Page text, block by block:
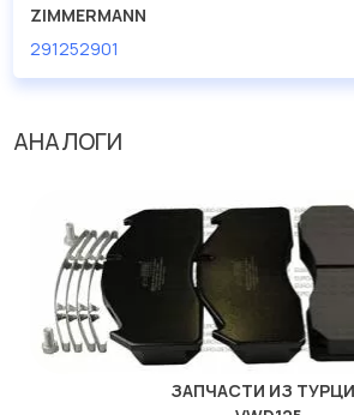
ZIMMERMANN
291252901
АНАЛОГИ
ЗАПЧАСТИ ИЗ